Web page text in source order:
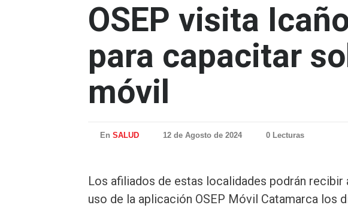
OSEP visita
para capacitar
móvil
En SALUD 12 de Agosto de 2024 0 Lecturas
Los afiliados de estas localidades podrán
uso de la aplicación OSEP Móvil Catamarca los